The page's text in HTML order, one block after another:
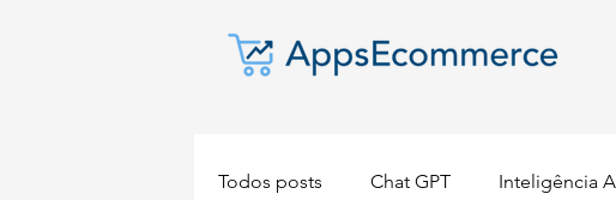
Todos posts Chat GPT Inteligência